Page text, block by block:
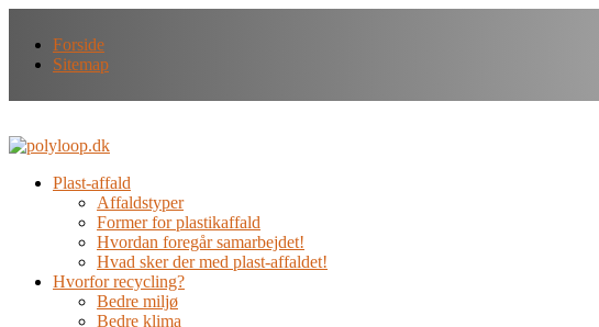
Forside
Sitemap
Plast-affald
Affaldstyper
Former for plastikaffald
Hvordan foregår samarbejdet!
Hvad sker der med plast-affaldet!
Hvorfor recycling?
Bedre miljø
Bedre klima